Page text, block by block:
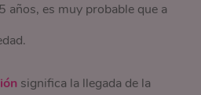
años, es muy probable que a
significa la llegada de la